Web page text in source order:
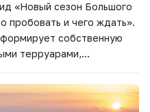
«Новый сезон Большого
пробовать и чего ждать».
собственную
терруарами,
вина помогут лучше